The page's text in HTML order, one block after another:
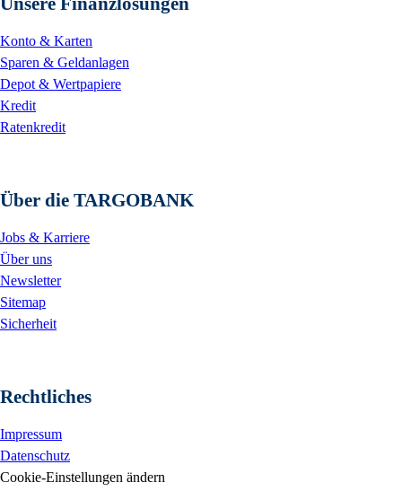
Unsere Finanzlösungen
Konto & Karten
Sparen & Geldanlagen
Depot & Wertpapiere
Kredit
Ratenkredit
Über die TARGOBANK
Jobs & Karriere
Über uns
Newsletter
Sitemap
Sicherheit
Rechtliches
Impressum
Datenschutz
Cookie-Einstellungen ändern